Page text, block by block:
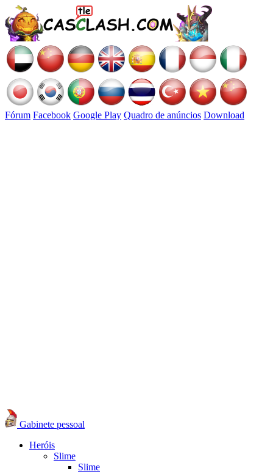
Fórum Facebook Google Play Quadro de anúncios Download
Gabinete pessoal
Heróis
Slime
Slime